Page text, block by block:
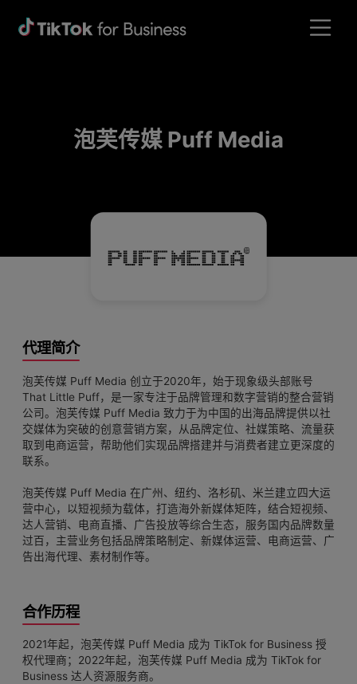
泡芙传媒 Puff Media
代理简介
泡芙传媒 Puff Media 创立于2020年，始于现象级头部账号
That Little Puff，是一家专注于品牌管理和数字营销的整合营销
公司。泡芙传媒 Puff Media 致力于为中国的出海品牌提供以社
交媒体为突破的创意营销方案，从品牌定位、社媒策略、流量获
取到电商运营，帮助他们实现品牌搭建并与消费者建立更深度的
联系。
泡芙传媒 Puff Media 在广州、纽约、洛杉矶、米兰建立四大运
营中心，以短视频为载体，打造海外新媒体矩阵，结合短视频、
达人营销、电商直播、广告投放等综合生态，服务国内品牌数量
过百，主营业务包括品牌策略制定、新媒体运营、电商运营、广
告出海代理、素材制作等。
合作历程
2021年起，泡芙传媒 Puff Media 成为 TikTok for Business 授
权代理商；2022年起，泡芙传媒 Puff Media 成为 TikTok for
Business 达人资源服务商。